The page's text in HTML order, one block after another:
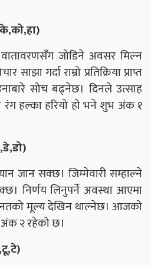
जोडिने अवसर मिल्न
गर्दा राम्रो प्रतिक्रिया प्राप्त
सोच बढ्नेछ। दिनले उत्साह
हल्का हरियो हो भने शुभ अंक १
जान सक्छ। जिम्मेवारी सम्हाल्ने
निर्णय लिनुपर्ने अवस्था आएमा
मूल्य देखिन थाल्नेछ। आजको
२ रहेको छ।